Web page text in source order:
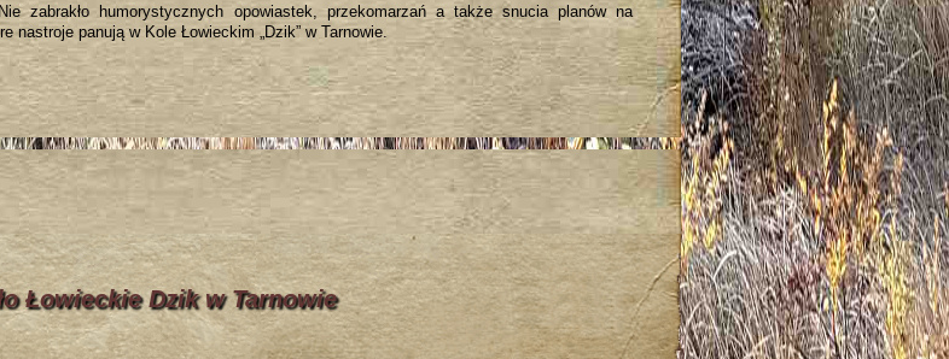
zabrakło humorystycznych opowiastek, przekomarzań a także snucia planów na
nastroje panują w Kole Łowieckim „Dzik” w Tarnowie.
Łowieckie Dzik w Tarnowie